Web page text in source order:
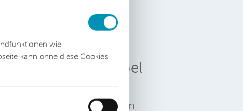
wie
kann ohne diese Cookies
Julia-Isabel
Hemsing
Rechtsanwältin